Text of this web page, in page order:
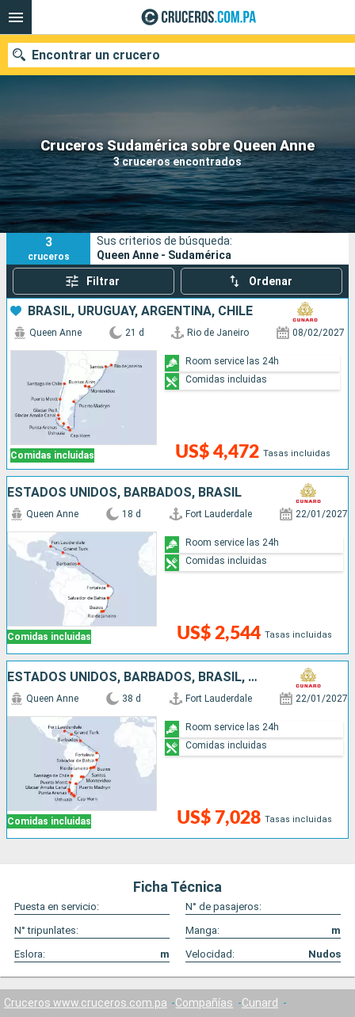
Cruceros Sudamérica sobre Queen Anne
3 cruceros encontrados
Encontrar un crucero
Nuestros destinos
Fecha de salida
Puertos Compañías
Buscar
3
cruceros
Sus criterios de búsqueda:
Queen Anne - Sudamérica
Filtrar Ordenar
BRASIL, URUGUAY, ARGENTINA, CHILE
Comidas incluidas
Queen Anne 21 d Rio de Janeiro 08/02/2027
US$ 4,472 Tasas incluidas
Room service las 24h
Comidas incluidas
ESTADOS UNIDOS, BARBADOS, BRASIL
Comidas incluidas
Queen Anne 18 d Fort Lauderdale 22/01/2027
US$ 2,544 Tasas incluidas
Room service las 24h
Comidas incluidas
ESTADOS UNIDOS, BARBADOS, BRASIL, URUGUAY, ARGENTINA, CHILE
Comidas incluidas
Queen Anne 38 d Fort Lauderdale 22/01/2027
US$ 7,028 Tasas incluidas
Room service las 24h
Comidas incluidas
Ficha Técnica
Puesta en servicio:
N° de pasajeros:
N° tripunlates:
Manga:
m
Eslora:
m Velocidad: Nudos
Cruceros www.cruceros.com.pa Compañías
Cunard